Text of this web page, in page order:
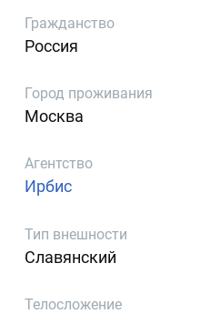
Гражданство
Россия
Город проживания
Москва
Агентство
Ирбис
Тип внешности
Славянский
Телосложение